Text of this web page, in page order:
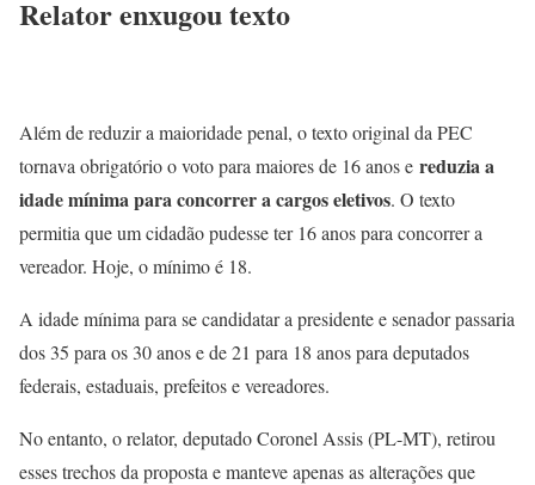
Relator enxugou texto
Além de reduzir a maioridade penal, o texto original da PEC
tornava obrigatório o voto para maiores de 16 anos e reduzia a
idade mínima para concorrer a cargos eletivos. O texto
permitia que um cidadão pudesse ter 16 anos para concorrer a
vereador. Hoje, o mínimo é 18.
A idade mínima para se candidatar a presidente e senador passaria
dos 35 para os 30 anos e de 21 para 18 anos para deputados
federais, estaduais, prefeitos e vereadores.
No entanto, o relator, deputado Coronel Assis (PL-MT), retirou
esses trechos da proposta e manteve apenas as alterações que